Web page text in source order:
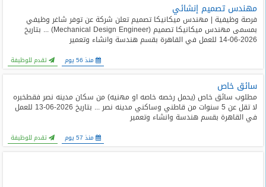
مهندس تصميم إنشائي
فرصة وظيفية | مهندس ميكانيكا تصميم تعلن شركة عن توفر شاغر وظيفي
بمسمى مهندس ميكانيكا تصميم (Mechanical Design Engineer) ... بتاريخ
2026-06-14 للعمل في القاهرة بقسم هندسة وانشاء وتعمير
منذ 56 يوم تقدم للوظيفة
سائق خاص
مطلوب سائق خاص (يحمل رخصه خاصه او مهنيه) من سكان مدينه نصر فقطخبره
لا تقل عن 5 سنوات من قاطني وساكني مدينه نصر ... بتاريخ 2026-06-13 للعمل
في القاهرة بقسم هندسة وانشاء وتعمير
منذ 57 يوم تقدم للوظيفة